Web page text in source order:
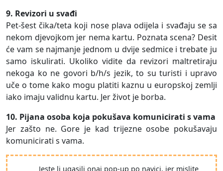
9. Revizori u svađi
Pet-šest čika/teta koji nose plava odijela i svađaju se sa
nekom djevojkom jer nema kartu. Poznata scena? Desit
će vam se najmanje jednom u dvije sedmice i trebate ju
samo iskulirati. Ukoliko vidite da revizori maltretiraju
nekoga ko ne govori b/h/s jezik, to su turisti i upravo
uče o tome kako mogu platiti kaznu u europskoj zemlji
iako imaju validnu kartu. Jer život je borba.
10. Pijana osoba koja pokušava komunicirati s vama
Jer zašto ne. Gore je kad trijezne osobe pokušavaju
komunicirati s vama.
Jeste li ugasili onaj pop-up po navici, jer mislite